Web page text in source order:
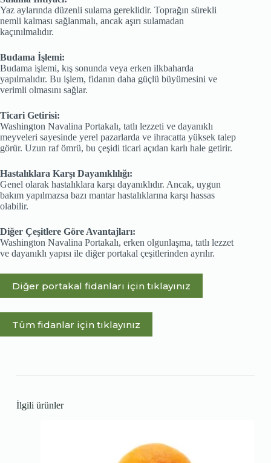
Yaz aylarında düzenli sulama gereklidir. Toprağın sürekli
nemli kalması sağlanmalı, ancak aşırı sulamadan
kaçınılmalıdır.
Budama İşlemi:
Budama işlemi, kış sonunda veya erken ilkbaharda
yapılmalıdır. Bu işlem, fidanın daha güçlü büyümesini ve
verimli olmasını sağlar.
Ticari Getirisi:
Washington Navalina Portakalı, tatlı lezzeti ve dayanıklı
meyveleri sayesinde yerel pazarlarda ve ihracatta yüksek talep
görür. Uzun raf ömrü, bu çeşidi ticari açıdan karlı hale getirir.
Hastalıklara Karşı Dayanıklılığı:
Genel olarak hastalıklara karşı dayanıklıdır. Ancak, uygun
bakım yapılmazsa bazı mantar hastalıklarına karşı hassas
olabilir.
Diğer Çeşitlere Göre Avantajları:
Washington Navalina Portakalı, erken olgunlaşma, tatlı lezzet
ve dayanıklı yapısı ile diğer portakal çeşitlerinden ayrılır.
Diğer portakal fidanları için tıklayınız
Tüm fidanlar için tıklayınız
İlgili ürünler